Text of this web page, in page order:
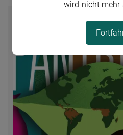
wird nicht mehr